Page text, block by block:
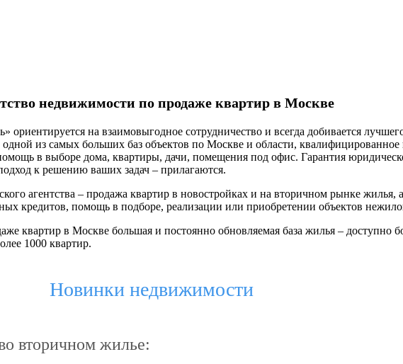
недвижимости по продаже квартир в Москве
на взаимовыгодное сотрудничество и всегда добивается лучшего
из самых больших баз объектов по Москве и области, квалифицированное
в выборе дома, квартиры, дачи, помещения под офис. Гарантия
к решению ваших задач – прилагаются.
агентства – продажа квартир в новостройках и на вторичном рынке жилья,
кредитов, помощь в подборе, реализации или приобретении объектов
квартир в Москве большая и постоянно обновляемая база жилья – доступно
1000 квартир.
Новинки недвижимости
вторичном жилье: